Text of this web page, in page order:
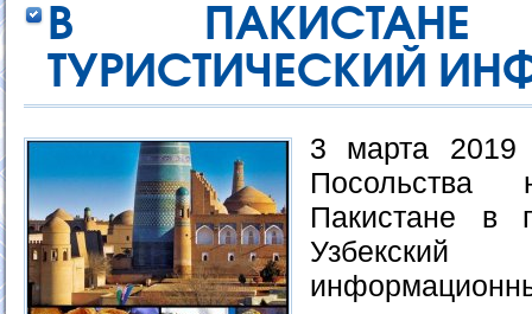
В ПАКИСТАНЕ
ТУРИСТИЧЕСКИЙ
3 марта 2019
Пакистане в
Узбекский